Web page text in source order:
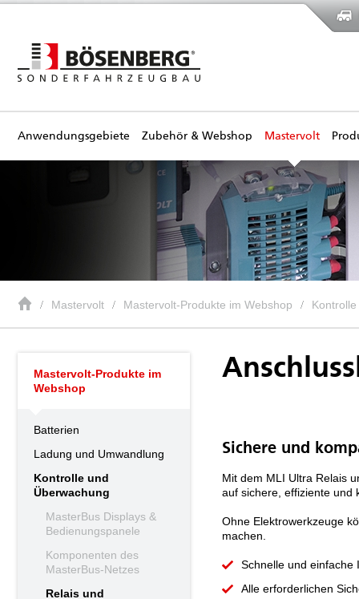
Anwendungsgebiete Zubehör & Webshop Mastervolt
Mastervolt Mastervolt-Produkte im Webshop
Mastervolt-Produkte im
Webshop
Batterien
Ladung und Umwandlung
Kontrolle und
Überwachung
MasterBus Displays &
Bedienungspanele
Komponenten des
MasterBus-Netzes
Relais und
Sichere und
Mit dem MLI Ultra Relais
auf sichere, effiziente und
Ohne Elektrowerkzeuge
machen.
Schnelle und einfache
Alle erforderlichen